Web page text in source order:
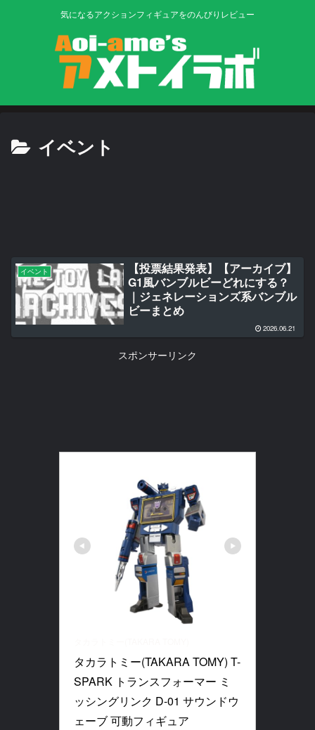
気になるアクションフィギュアをのんびりレビュー
イベント
イベント
【投票結果発表】【アーカイブ】
G1風バンブルビーどれにする？
｜ジェネレーションズ系バンブル
ビーまとめ
2026.06.21
スポンサーリンク
タカラトミー(TAKARA TOMY) T-
SPARK トランスフォーマー ミ
ッシングリンク D-01 サウンドウ
ェーブ 可動フィギュア